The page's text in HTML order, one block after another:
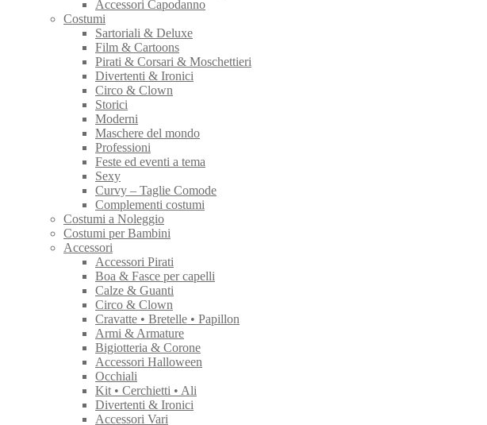
Accessori Capodanno
Costumi
Sartoriali & Deluxe
Film & Cartoons
Pirati & Corsari & Moschettieri
Divertenti & Ironici
Circo & Clown
Storici
Moderni
Maschere del mondo
Professioni
Feste ed eventi a tema
Sexy
Curvy – Taglie Comode
Complementi costumi
Costumi a Noleggio
Costumi per Bambini
Accessori
Accessori Pirati
Boa & Fasce per capelli
Calze & Guanti
Circo & Clown
Cravatte • Bretelle • Papillon
Armi & Armature
Bigiotteria & Corone
Accessori Halloween
Occhiali
Kit • Cerchietti • Ali
Divertenti & Ironici
Accessori Vari